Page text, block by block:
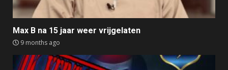
Max B na 15 jaar weer vrijgelaten
9 months ago